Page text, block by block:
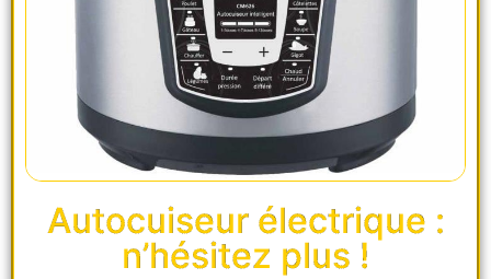
Autocuiseur électrique :
n’hésitez plus !